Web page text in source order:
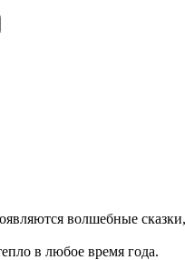
волшебные
в любое время года.